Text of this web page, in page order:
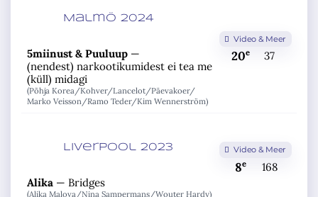
Malmö 2024
5miinust & Puuluup—
(nendest) narkootikumidest ei tea me
(küll) midagi
(Põhja Korea/Kohver/Lancelot/Päevakoer/
Marko Veisson/Ramo Teder/Kim Wennerström)
Video & Meer
20e 37
Liverpool 2023
Alika— Bridges
(Alika Malova/Nina Sampermans/Wouter Hardy)
Video & Meer
8e 168